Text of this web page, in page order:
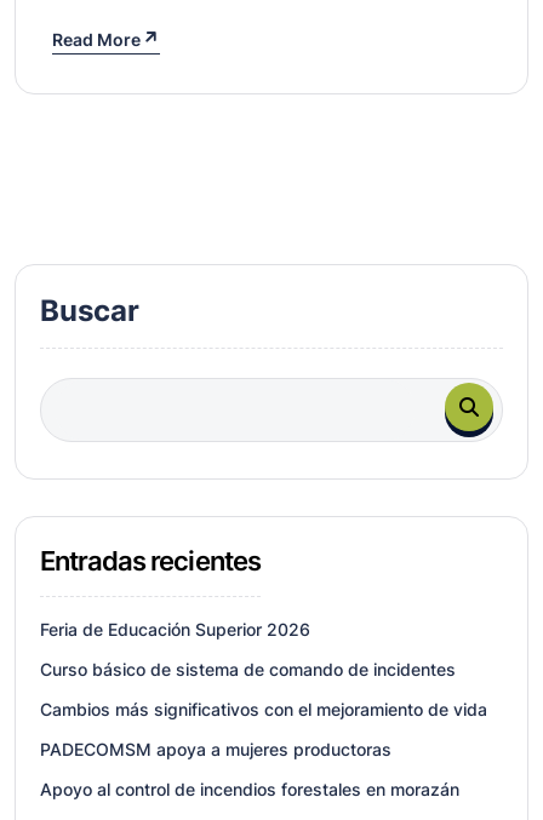
Read More
Buscar
Entradas recientes
Feria de Educación Superior 2026
Curso básico de sistema de comando de incidentes
Cambios más significativos con el mejoramiento de vida
PADECOMSM apoya a mujeres productoras
Apoyo al control de incendios forestales en morazán